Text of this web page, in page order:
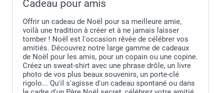
Cadeau pour amis
Offrir un cadeau de Noël pour sa meilleure amie,
voilà une tradition à créer et à ne jamais laisser
tomber ! Noël est l'occasion rêvée de célébrer vos
amitiés. Découvrez notre large gamme de cadeaux
de Noël pour les amis, pour un copain ou une copine.
Créez un sweat-shirt avec une phrase drôle, un livre
photo de vos plus beaux souvenirs, un porte-clé
rigolo... Qu'il s'agisse d'un cadeau spontané ou dans